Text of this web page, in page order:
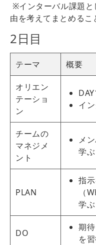
※インターバル課題
由を考えてまとめる
2日目
テーマ 概要
オリエン
テーショ
ン
イ
チームの
マネジメ
ント
メ
学ぶ
PLAN
指
（
学ぶ
DO
期
を